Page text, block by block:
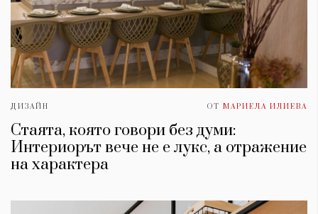
ДИЗАЙН ОТ МАРИЕЛА ИЛИЕВА
Стаята, която говори без думи:
Интериорът вече не е лукс, а отражение
на характера